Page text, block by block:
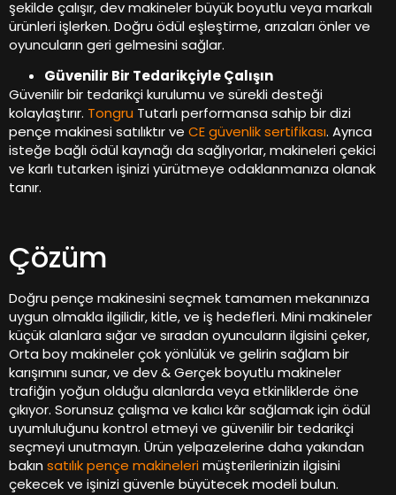
şekilde çalışır, dev makineler büyük boyutlu veya markalı
ürünleri işlerken. Doğru ödül eşleştirme, arızaları önler ve
oyuncuların geri gelmesini sağlar.
Güvenilir Bir Tedarikçiyle Çalışın
Güvenilir bir tedarikçi kurulumu ve sürekli desteği
kolaylaştırır. Tongru Tutarlı performansa sahip bir dizi
pençe makinesi satılıktır ve CE güvenlik sertifikası. Ayrıca
isteğe bağlı ödül kaynağı da sağlıyorlar, makineleri çekici
ve karlı tutarken işinizi yürütmeye odaklanmanıza olanak
tanır.
Çözüm
Doğru pençe makinesini seçmek tamamen mekanınıza
uygun olmakla ilgilidir, kitle, ve iş hedefleri. Mini makineler
küçük alanlara sığar ve sıradan oyuncuların ilgisini çeker,
Orta boy makineler çok yönlülük ve gelirin sağlam bir
karışımını sunar, ve dev & Gerçek boyutlu makineler
trafiğin yoğun olduğu alanlarda veya etkinliklerde öne
çıkıyor. Sorunsuz çalışma ve kalıcı kâr sağlamak için ödül
uyumluluğunu kontrol etmeyi ve güvenilir bir tedarikçi
seçmeyi unutmayın. Ürün yelpazelerine daha yakından
bakın satılık pençe makinelerimüşterilerinizin ilgisini
çekecek ve işinizi güvenle büyütecek modeli bulun.